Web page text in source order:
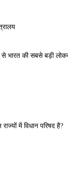
भारत की सबसे बड़ी
में विधान परिषद है?